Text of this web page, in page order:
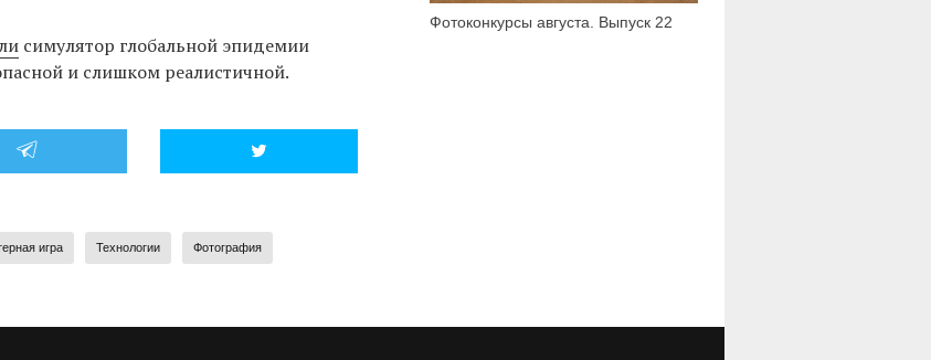
симулятор глобальной эпидемии
и слишком реалистичной.
игра Технологии Фотография
Фотоконкурсы августа. Выпуск 22